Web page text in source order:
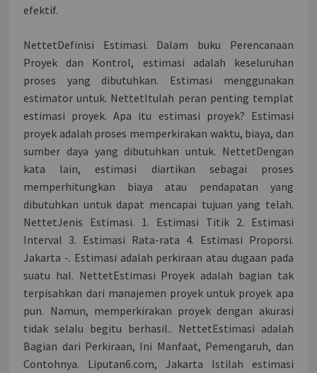
efektif.
NettetDefinisi Estimasi. Dalam buku Perencanaan
Proyek dan Kontrol, estimasi adalah keseluruhan
proses yang dibutuhkan. Estimasi menggunakan
estimator untuk. NettetItulah peran penting templat
estimasi proyek. Apa itu estimasi proyek? Estimasi
proyek adalah proses memperkirakan waktu, biaya, dan
sumber daya yang dibutuhkan untuk. NettetDengan
kata lain, estimasi diartikan sebagai proses
memperhitungkan biaya atau pendapatan yang
dibutuhkan untuk dapat mencapai tujuan yang telah.
NettetJenis Estimasi. 1. Estimasi Titik 2. Estimasi
Interval 3. Estimasi Rata-rata 4. Estimasi Proporsi.
Jakarta -. Estimasi adalah perkiraan atau dugaan pada
suatu hal. NettetEstimasi Proyek adalah bagian tak
terpisahkan dari manajemen proyek untuk proyek apa
pun. Namun, memperkirakan proyek dengan akurasi
tidak selalu begitu berhasil.. NettetEstimasi adalah
Bagian dari Perkiraan, Ini Manfaat, Pemengaruh, dan
Contohnya. Liputan6.com, Jakarta Istilah estimasi